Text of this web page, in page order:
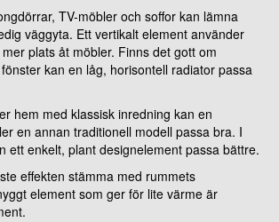
TV-möbler och soffor kan lämna
väggyta. Ett vertikalt element använder
plats åt möbler. Finns det gott om
kan en låg, horisontell radiator passa
hem med klassisk inredning kan en
en annan traditionell modell passa bra. I
ett enkelt, plant designelement passa bättre.
effekten stämma med rummets
element som ger för lite värme är